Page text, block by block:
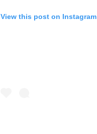
View this post on Instagram